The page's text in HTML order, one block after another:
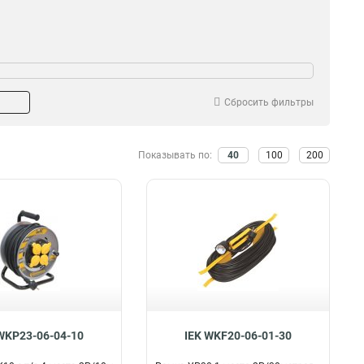
Сбросить фильтры
Показывать по: 40 100 200
06-04-10 IEK WKF20-06-01-30